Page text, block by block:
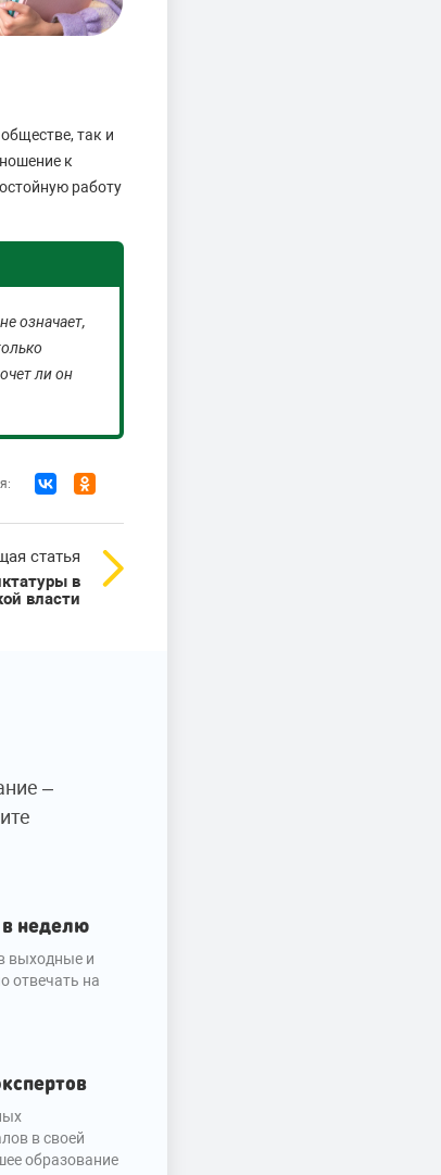
так и
к
работу
означает,
ли он
статья
в
власти
–
неделю
выходные и
отвечать на
в своей
образование